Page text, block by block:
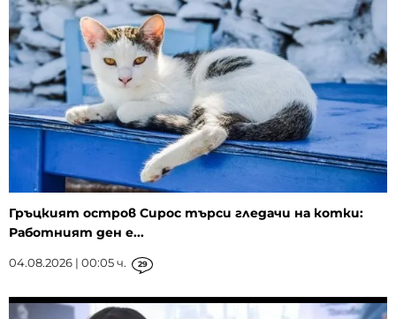
Гръцкият остров Сирос търси гледачи на котки:
Работният ден е...
04.08.2026 | 00:05 ч. 29